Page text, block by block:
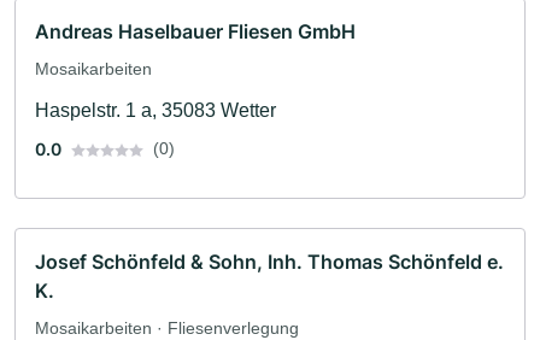
Andreas Haselbauer Fliesen GmbH
Mosaikarbeiten
Haspelstr. 1 a, 35083 Wetter
0.0
(0)
Josef Schönfeld & Sohn, Inh. Thomas Schönfeld e.
K.
Mosaikarbeiten · Fliesenverlegung